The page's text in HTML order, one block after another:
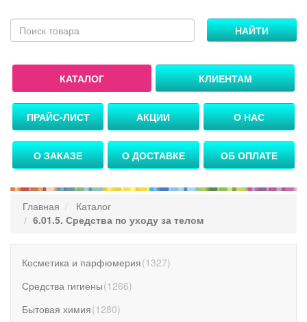
НАЙТИ
КАТАЛОГ КЛИЕНТАМ
ПРАЙС-ЛИСТ АКЦИИ О НАС
О ЗАКАЗЕ О ДОСТАВКЕ ОБ ОПЛАТЕ
Главная
Каталог
6.01.5. Средства по уходу за телом
Косметика и парфюмерия(1327)
Средства гигиены(1266)
Бытовая химия(1280)